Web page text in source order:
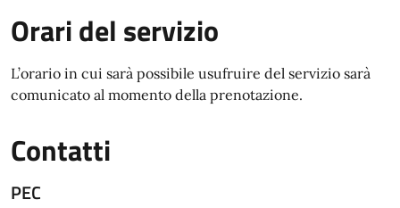
Orari del servizio
L’orario in cui sarà possibile usufruire del servizio sarà
comunicato al momento della prenotazione.
Contatti
PEC